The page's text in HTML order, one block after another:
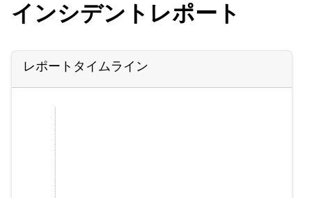
インシデントレポート
レポートタイムライン